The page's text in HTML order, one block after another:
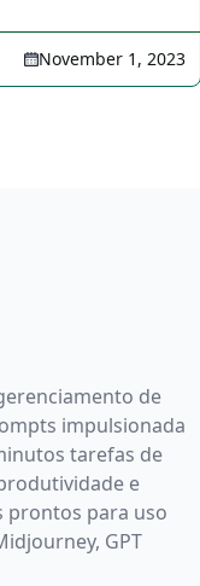
November 1, 2023
de
impulsionada
tarefas de
e
prontos para uso
GPT